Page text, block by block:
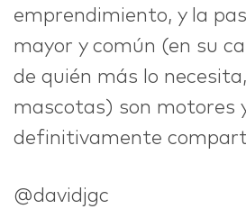
emprendimiento, y la
mayor y común (en su
de quién más lo
mascotas) son motores
definitivamente
@davidjgc